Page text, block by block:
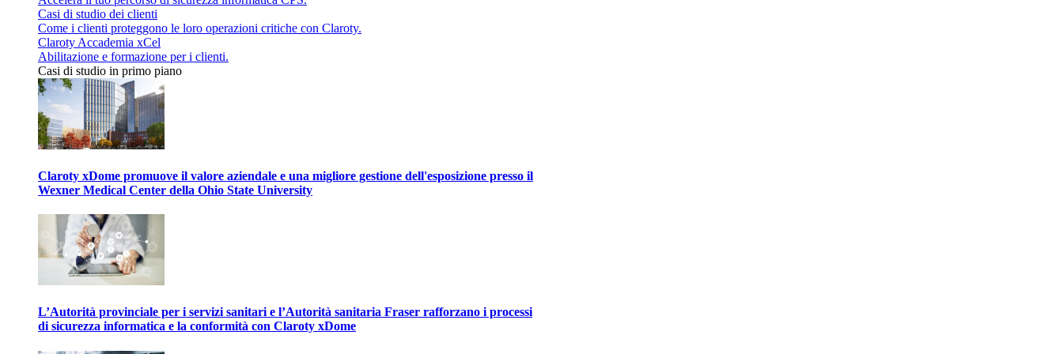
Casi di studio dei clienti
Come i clienti proteggono le loro operazioni critiche con Claroty.
Claroty Accademia xCel
Abilitazione e formazione per i clienti.
Casi di studio in primo piano
Claroty xDome promuove il valore aziendale e una migliore gestione dell'esposizione presso il
Wexner Medical Center della Ohio State University
L’Autorità provinciale per i servizi sanitari e l’Autorità sanitaria Fraser rafforzano i processi
di sicurezza informatica e la conformità con Claroty xDome